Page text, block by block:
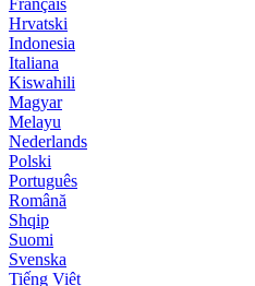
Hrvatski
Indonesia
Italiana
Kiswahili
Magyar
Melayu
Nederlands
Polski
Português
Română
Shqip
Suomi
Svenska
Tiếng Việt